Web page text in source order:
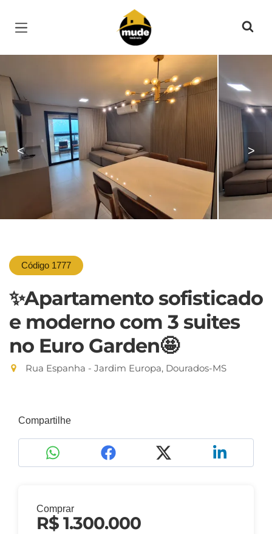
Página inicial
< >
Código 1777
✨Apartamento sofisticado
e moderno com 3 suites
no Euro Garden🤩
Rua Espanha - Jardim Europa, Dourados-MS
Compartilhe
Comprar
R$ 1.300.000